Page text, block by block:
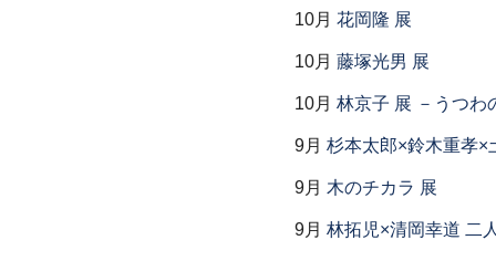
10月 花岡隆 展
10月 藤塚光男 展
10月 林京子 展 －うつわ
9月 杉本太郎×鈴木重孝×
9月 木のチカラ 展
9月 林拓児×清岡幸道 二